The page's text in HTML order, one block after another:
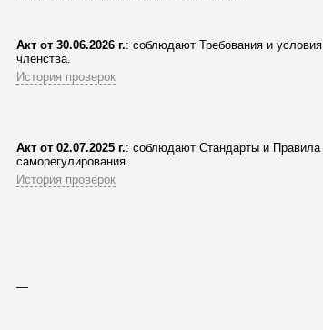
Акт от 30.06.2026 г.: соблюдают Требования и условия
членства.
История проверок
Акт от 02.07.2025 г.: соблюдают Стандарты и Правила
саморегулирования.
История проверок
—